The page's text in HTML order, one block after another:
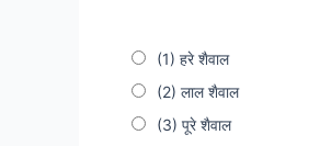
(1) हरे शैवाल
(2) लाल शैवाल
(3) पूरे शैवाल